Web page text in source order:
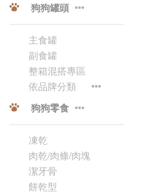
狗狗罐頭
主食罐
副食罐
整箱混搭專區
依品牌分類
狗狗零食
凍乾
肉乾/肉條/肉塊
潔牙骨
餅乾型